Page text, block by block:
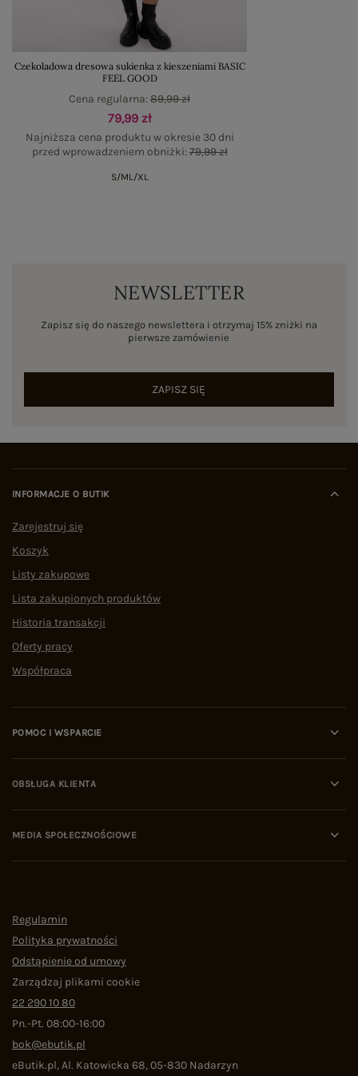
Czekoladowa dresowa sukienka z kieszeniami BASIC
FEEL GOOD
79,99 zł
Najniższa cena produktu w okresie 30 dni
przed wprowadzeniem obniżki:79,99 zł
Cena regularna:89,99 zł
S/ML/XL
NEWSLETTER
Zapisz się do naszego newslettera i otrzymaj 15% zniżki na
pierwsze zamówienie
ZAPISZ SIĘ
INFORMACJE O BUTIK
Zarejestruj się
Koszyk
Listy zakupowe
Lista zakupionych produktów
Historia transakcji
Oferty pracy
Współpraca
POMOC I WSPARCIE
OBSŁUGA KLIENTA
MEDIA SPOŁECZNOŚCIOWE
Regulamin
Polityka prywatności
Odstąpienie od umowy
Zarządzaj plikami cookie
22 290 10 80
Pn.-Pt. 08:00-16:00
bok@ebutik.pl
eButik.pl,Al. Katowicka 68,05-830 Nadarzyn